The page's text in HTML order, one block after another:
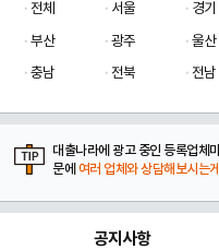
전체 서울 경기
부산
광주 울산
충남
전북 전남
대출나라에 광고 중인 등록업체
문에 여러 업체와 상담해보시는
공지사항